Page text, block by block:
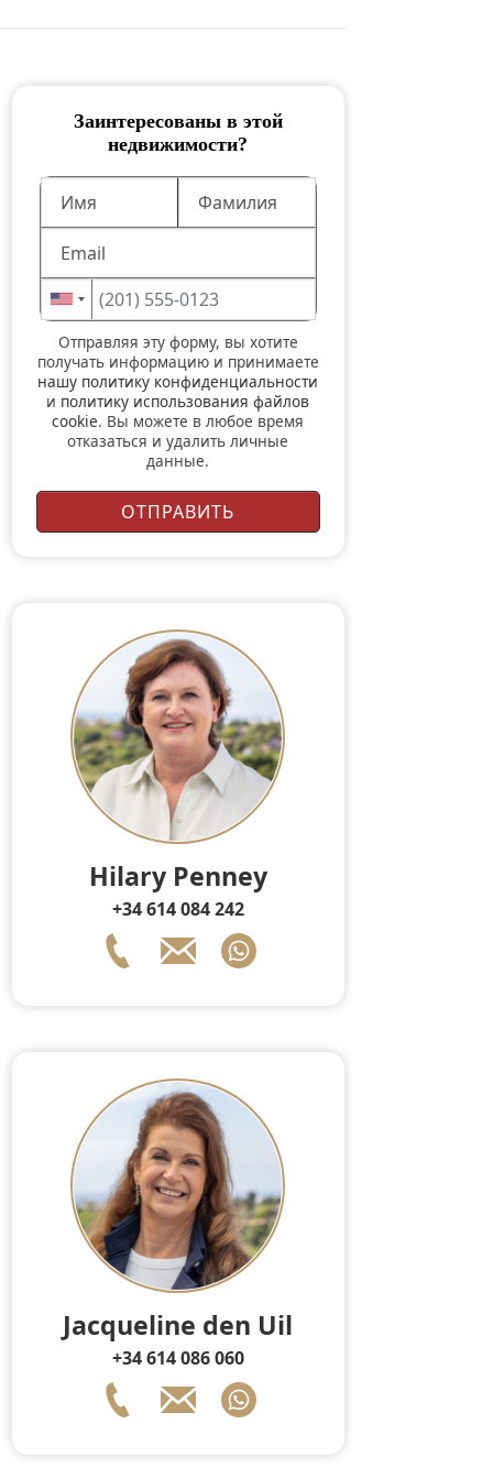
Заинтересованы в этой
недвижимости?
Отправляя эту форму, вы хотите
получать информацию и принимаете
нашу политику конфиденциальности
и политику использования файлов
cookie. Вы можете в любое время
отказаться и удалить личные
данные.
Hilary Penney
+34 614 084 242
Jacqueline den Uil
+34 614 086 060